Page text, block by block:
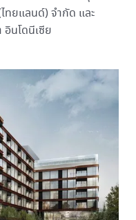
ทยแลนด์) จำกัด และ
อินโดนีเซีย